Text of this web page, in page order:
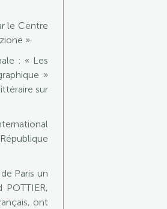
le Centre
».
: « Les
»
sur
Paris un
ont